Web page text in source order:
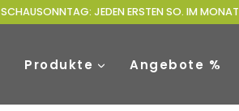
SCHAUSONNTAG: JEDEN ERSTEN SO. IM MONAT
Produkte Angebote %